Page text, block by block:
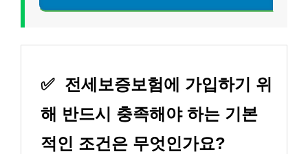
✅ 전세보증보험에 가입하기 위
해 반드시 충족해야 하는 기본
적인 조건은 무엇인가요?